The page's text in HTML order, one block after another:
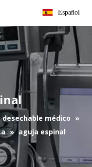
Español
médico »
» aguja espinal